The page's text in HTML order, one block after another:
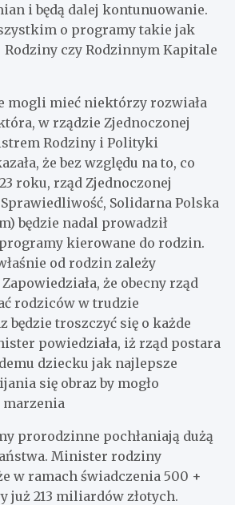
i będą dalej kontunuowanie.
o programy takie jak
Rodziny czy Rodzinnym Kapitale
mogli mieć niektórzy rozwiała
w rządzie Zjednoczonej
Rodziny i Polityki
że bez względu na to, co
roku, rząd Zjednoczonej
Solidarna Polska
będzie nadal prowadził
kierowane do rodzin.
od rodzin zależy
że obecny rząd
rodziców w trudzie
będzie troszczyć się o każde
powiedziała, iż rząd postara
dziecku jak najlepsze
się obraz by mogło
marzenia
prorodzinne pochłaniają dużą
Minister rodziny
w ramach świadczenia 500 +
już 213 miliardów złotych.